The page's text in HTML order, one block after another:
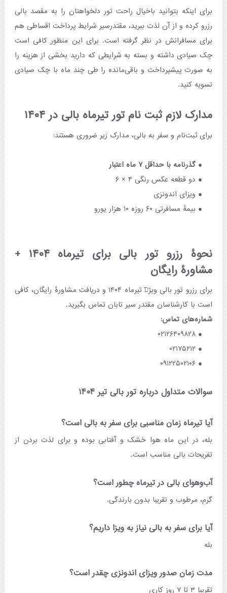
برای اینکه بتوانید باخیال راحت تور دلخواهتان را به مقصد بالی
رزرو کرده و از آن لذت ببرید، مقتدرسیر شرایط پرداخت اقساطی هم
برای مسافرانش در نظر گرفته است. برای این منظور کافی است
چک صیادی داشته و بسته به شرایطی که دارید بخشی از هزینه را
به صورت پیشپرداخت و باقی‌مانده را طی چند ماه با چک صیادی
تسویه کنید.
مدارک لازم ثبت نام تور تیرماه بالی در ۱۴۰۴
برای ثبت‌نام و سفر به بالی، مدارک زیر ضروری هستند:
گذرنامه با حداقل ۷ ماه اعتبار
دو قطعه عکس رنگی ۴ × ۶
ویزای اندونزی
بیمۀ مسافرتی ۶۰ روزه ۱۰ هزار یورو
نحوۀ رزرو تور بالی برای تیرماه ۱۴۰۴ +
مشاورۀ رایگان
برای رزرو تور بالی ویژه͛ تیرماه ۱۴۰۴ و دریافت مشاورۀ رایگان، کافی
است با کارشناسان مقتدر سیر تابان تماس بگیرید.
شماره‌های تماس:
۰۲۱۲۶۴۰۹۸۲۸
۰۲۱۷۵۲۱۲
۰۹۱۲۲۵۰۲۱۰۶
سوالات متداول درباره تور بالی تیر ۱۴۰۴
آیا تیرماه زمان مناسبی برای سفر به بالی است؟
بله، در این ماه هوا خشک و آفتابی بوده و برای لذت بردن از
تفریحات بالی مناسب است.
آب‌وهوای بالی در تیرماه چطور است؟
گرم، مرطوب و تقریبا بدون بارندگی.
آیا برای سفر به بالی نیاز به ویزا داریم؟
بله
مدت زمان صدور ویزای اندونزی چقدر است؟
تقریبا ۳ تا ۷ روز کاری